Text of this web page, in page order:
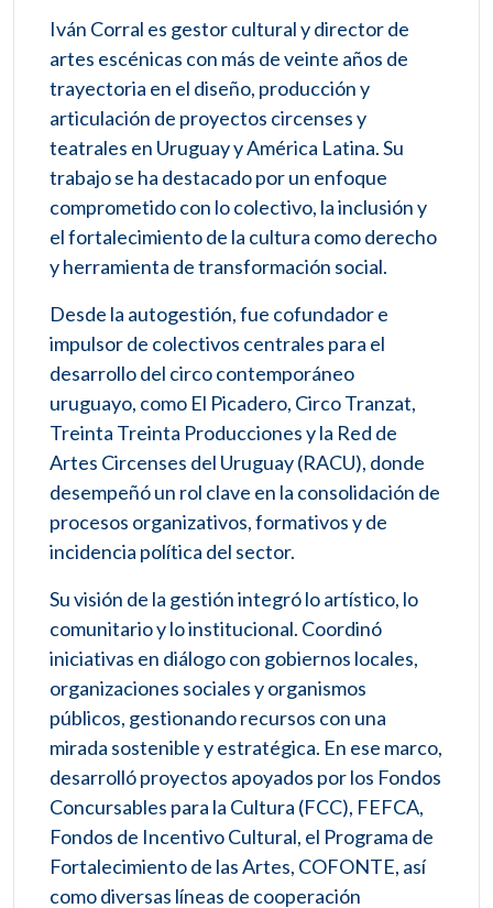
Iván Corral es gestor cultural y director de
artes escénicas con más de veinte años de
trayectoria en el diseño, producción y
articulación de proyectos circenses y
teatrales en Uruguay y América Latina. Su
trabajo se ha destacado por un enfoque
comprometido con lo colectivo, la inclusión y
el fortalecimiento de la cultura como derecho
y herramienta de transformación social.
Desde la autogestión, fue cofundador e
impulsor de colectivos centrales para el
desarrollo del circo contemporáneo
uruguayo, como El Picadero, Circo Tranzat,
Treinta Treinta Producciones y la Red de
Artes Circenses del Uruguay (RACU), donde
desempeñó un rol clave en la consolidación de
procesos organizativos, formativos y de
incidencia política del sector.
Su visión de la gestión integró lo artístico, lo
comunitario y lo institucional. Coordinó
iniciativas en diálogo con gobiernos locales,
organizaciones sociales y organismos
públicos, gestionando recursos con una
mirada sostenible y estratégica. En ese marco,
desarrolló proyectos apoyados por los Fondos
Concursables para la Cultura (FCC), FEFCA,
Fondos de Incentivo Cultural, el Programa de
Fortalecimiento de las Artes, COFONTE, así
como diversas líneas de cooperación